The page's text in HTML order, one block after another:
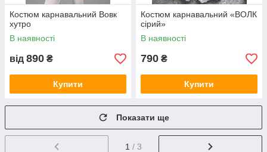
Костюм карнавальний Вовк
хутро
В наявності
від 890 ₴
Купити
Костюм карнавальний «ВОЛК
сірий»
В наявності
790 ₴
Купити
Показати ще
1 / 3